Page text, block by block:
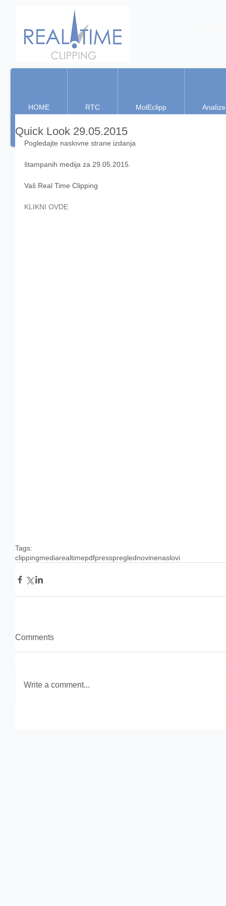
HOME RTC MolEclipp Analize
Quick Look 29.05.2015
Pogledajte naslovne strane izdanja
štampanih medija za 29.05.2015.
Vaš Real Time Clipping
KLIKNI OVDE
Tags:
clippingmediarealtimepdfpresspreglednovinenaslovi
Comments
Write a comment...